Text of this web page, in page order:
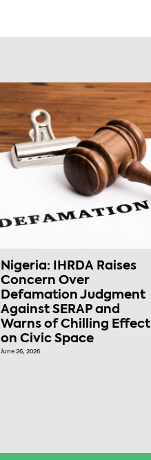
Nigeria: IHRDA Raises
Concern Over
Defamation Judgment
Against SERAP and
Warns of Chilling Effect
on Civic Space
June 26, 2026